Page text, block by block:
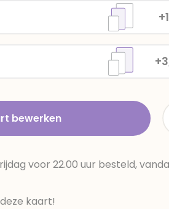
bewerken
voor 22.00 uur besteld,
kaart!